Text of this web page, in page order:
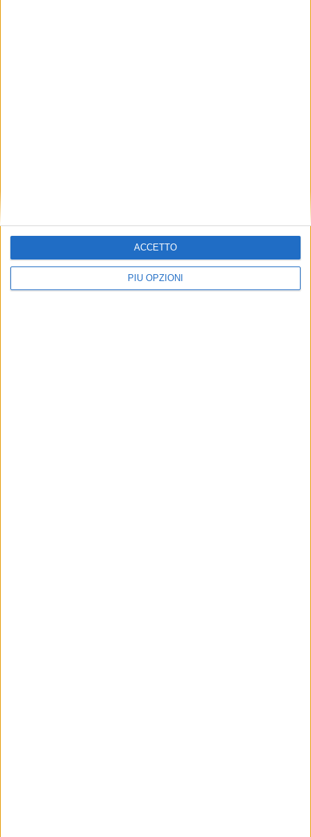
PIÙ OPZIONI
ACCETTO